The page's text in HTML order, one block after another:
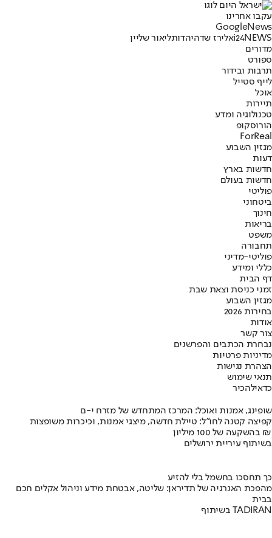
עקבו אחרינו
Googl eNews
i24NEWSאלירז שדהיהדותליאור שליין
מדורים
ספורט
תרבות ובידור
לייף סטייל
אוכל
תיירות
טכנולוגיה ומדע
הורוסקופ
ForReal
מגזין השבוע
דעות
חדשות בארץ
חדשות בעולם
פוליטי
ביטחוני
חינוך
בריאות
משפט
תחבורה
פוליטי-מדיני
כללי ומידע
דף הבית
זמני כניסת וצאת שבת
מגזין השבוע
בחירות 2026
אודות
צור קשר
נבחרת הכתבים והפרשנים
מדיניות פרטיות
הצהרת נגישות
תנאי שימוש
כדאילהכיר
שופינג, אמנות ואוכל: המרכז המתחדש של מזרח י-ם
קפיצה קטנה לחו"ל: טיילת חדשה, מיצגי אמנות, וכיכרות משופצות
בהשקעה של 100 מיליון ₪
בשיתוף עיריית ירושלים
כך תחסכו בחשמל בלי להזיע
מהפכת האנרגיה של תדיראן: שליטה, אבטחת מידע וניהול אקלים חכם
בבית
בשיתוף TADIRAN